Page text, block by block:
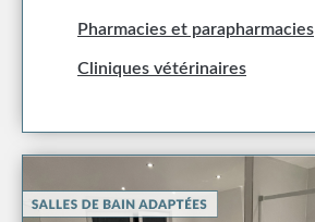
Pharmacies et parapharmacies
Cliniques vétérinaires